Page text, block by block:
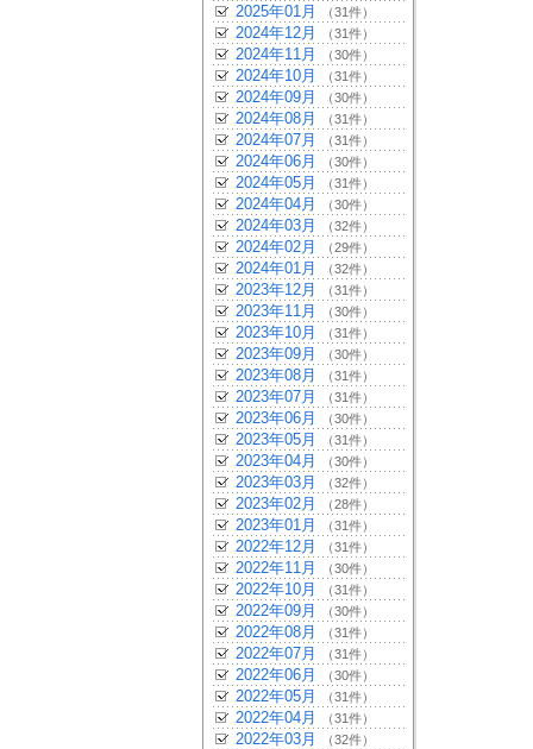
2025年01月 （31件）
2024年12月 （31件）
2024年11月 （30件）
2024年10月 （31件）
2024年09月 （30件）
2024年08月 （31件）
2024年07月 （31件）
2024年06月 （30件）
2024年05月 （31件）
2024年04月 （30件）
2024年03月 （32件）
2024年02月 （29件）
2024年01月 （32件）
2023年12月 （31件）
2023年11月 （30件）
2023年10月 （31件）
2023年09月 （30件）
2023年08月 （31件）
2023年07月 （31件）
2023年06月 （30件）
2023年05月 （31件）
2023年04月 （30件）
2023年03月 （32件）
2023年02月 （28件）
2023年01月 （31件）
2022年12月 （31件）
2022年11月 （30件）
2022年10月 （31件）
2022年09月 （30件）
2022年08月 （31件）
2022年07月 （31件）
2022年06月 （30件）
2022年05月 （31件）
2022年04月 （31件）
2022年03月 （32件）